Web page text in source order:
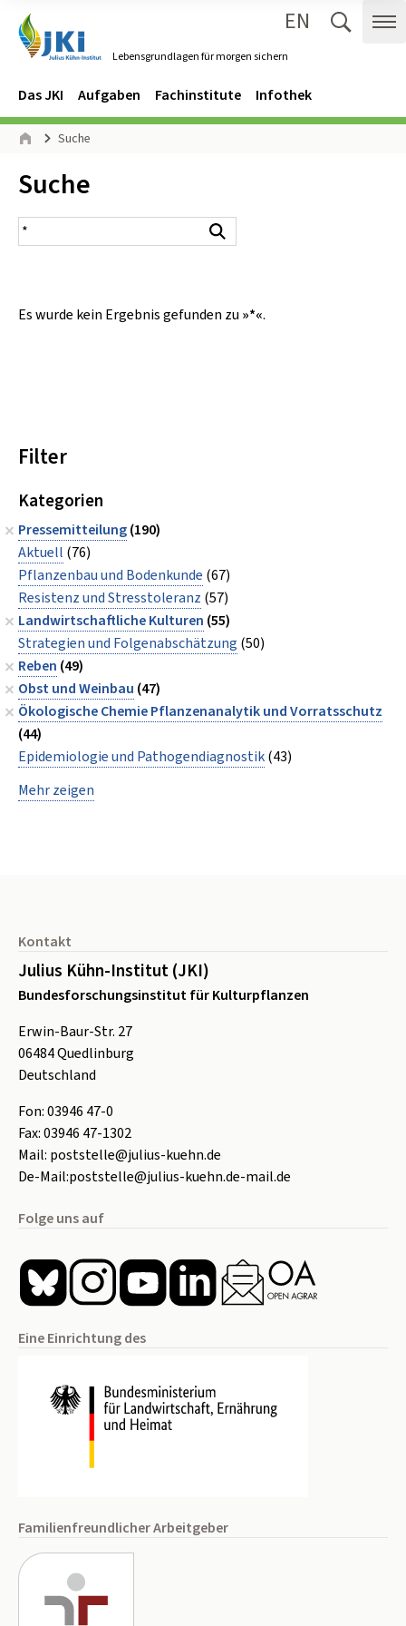
Lebensgrundlagen für morgen sichern
EN
Navigation
Hauptmenü
Das JKI Aufgaben Fachinstitute Infothek
Seitenpfad
Suche
Inhalt:
Suche
Suchergebnis
Es wurde kein Ergebnis gefunden zu »*«.
Filter
Kategorien
Pressemitteilung(190)
Aktuell (76)
Pflanzenbau und Bodenkunde (67)
Resistenz und Stresstoleranz (57)
Landwirtschaftliche Kulturen (55)
Strategien und Folgenabschätzung (50)
Reben (49)
Obst und Weinbau (47)
Ökologische Chemie Pflanzenanalytik und Vorratsschutz
(44)
Epidemiologie und Pathogendiagnostik(43)
Mehr zeigen
Kontakt
Julius Kühn-Institut (JKI)
Bundesforschungsinstitut für Kulturpflanzen
Erwin-Baur-Str. 27
06484Quedlinburg
Deutschland
Fon:03946 47-0
Fax:03946 47-1302
Mail: poststelle@julius-kuehn.de
De-Mail:poststelle@julius-kuehn.de-mail.de
Folge uns auf
Eine Einrichtung des
Familienfreundlicher Arbeitgeber